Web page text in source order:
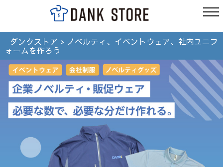
ダンクストア > ノベルティ、イベントウェア、社内ユニフ
ォームを作ろう